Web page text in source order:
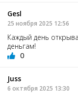
Gesl
25 ноября 2025 12:56
Каждый день
деньгам!
0
Juss
6 октября 2025 13:30